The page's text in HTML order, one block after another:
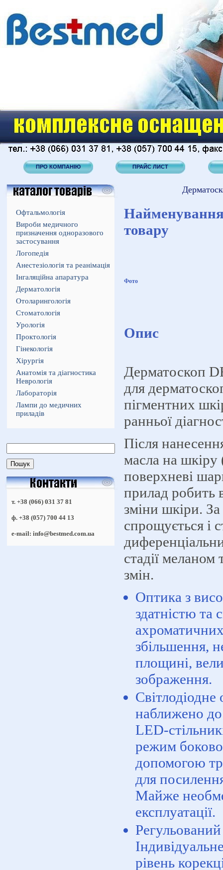
ПРО КОМПАНІЮ ПРАЙС ЛИСТ
Офтальмологія
Вироби медичного
призначення одноразового
застосування
Логопедія
Анестезіологія та реанімація
Інгаляційна апаратура
Дерматологія
Отоларингологія
Стоматологія
Урологія
Проктологія
Гінекологія
Хірургія
Анатомія та діагностика
Неврологія
Лабораторія
Лампи до медичних
приладів
т. +38 (066) 031 37 81
ф. +38 (057) 700 44 13
e-mail: info@bestmed.com.ua
товару
Фото
Опис
Дерматоскоп
для
пігментних
ранньої
Після
масла на
поверхневі
прилад робить
зміни шкіри.
спрощується і
стадії меланом
змін.
Оптика з
здатністю та
збільшення,
площині,
зображення.
наближено
LED-
режим
допомогою
для
Майже
експлуатації.
рівень